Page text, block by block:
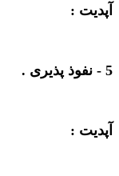
آپدیت :
5 - نفوذ پذیری .
آپدیت :